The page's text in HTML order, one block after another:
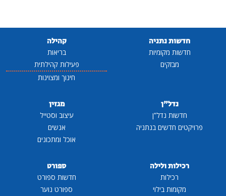
חדשות נתניה
חדשות מקומיות
מבזקים
קהילה
בריאות
פעילות קהילתית
חינוך ומצוינות
נדל"ן
חדשות נדל"ן
פרויקטים חדשים בנתניה
מגזין
עיצוב וסטייל
אנשים
אוכל ומתכונים
רכילות ולילה
רכילות
מקומות בילוי
ספורט
חדשות ספורט
ספורט נוער